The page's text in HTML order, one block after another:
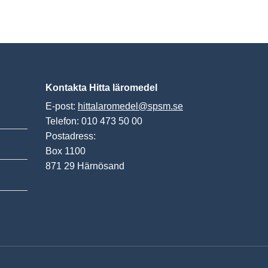
Kontakta Hitta läromedel
E-post: hittalaromedel@spsm.se
Telefon: 010 473 50 00
Postadress:
Box 1100
871 29 Härnösand